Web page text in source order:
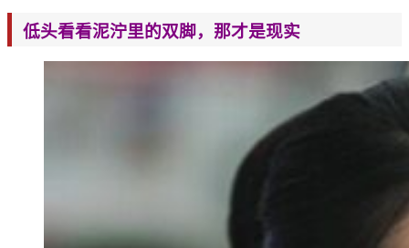
低头看看泥泞里的双脚，那才是现实